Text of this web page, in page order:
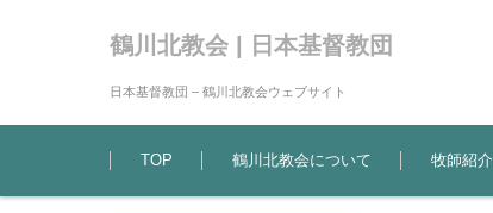
鶴川北教会 | 日本基督教団
日本基督教団 – 鶴川北教会ウェブサイト
コンテンツに移動
TOP
鶴川北教会について 牧師紹介